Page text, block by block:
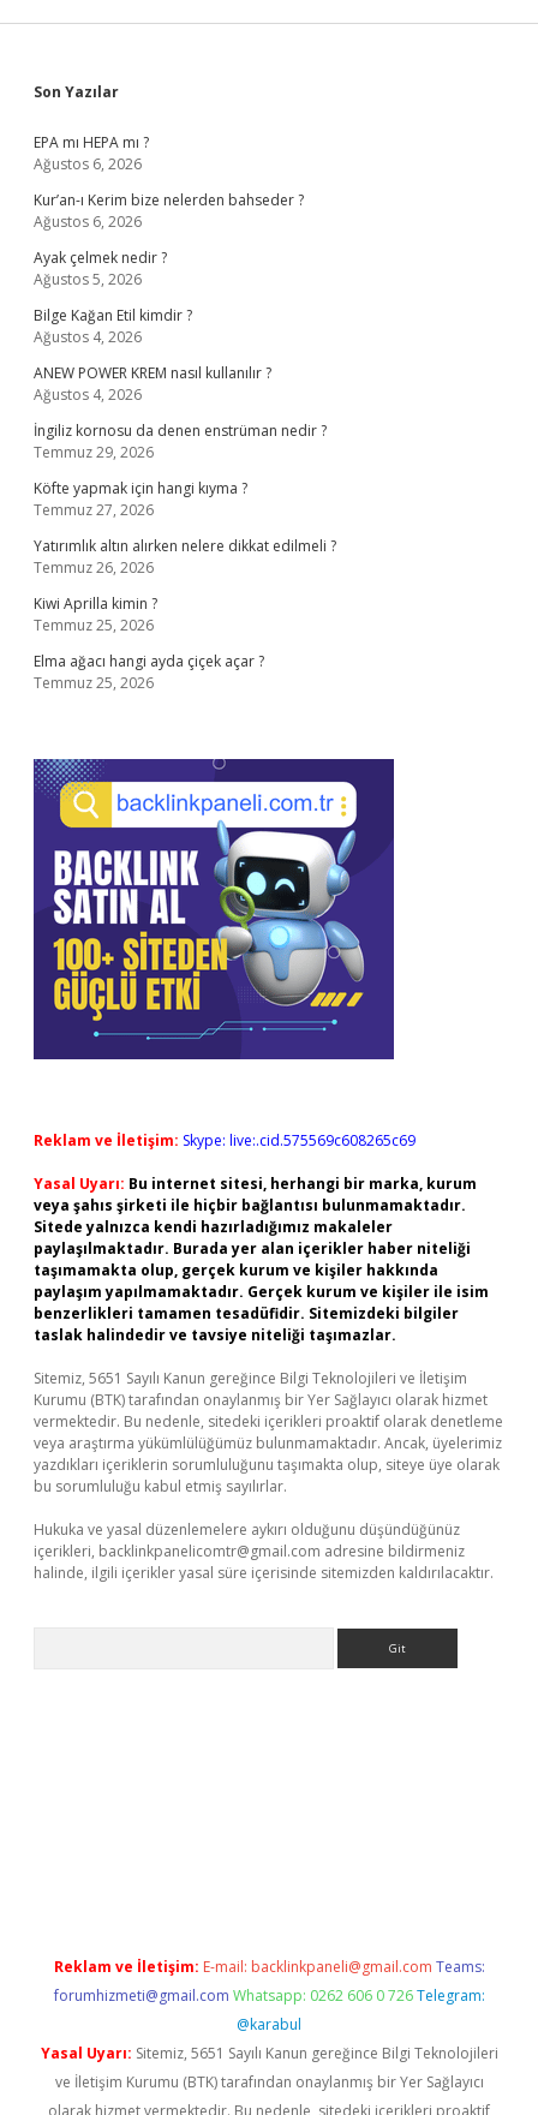
Sidebar
Son Yazılar
EPA mı HEPA mı ?
Ağustos 6, 2026
Kur’an-ı Kerim bize nelerden bahseder ?
Ağustos 6, 2026
Ayak çelmek nedir ?
Ağustos 5, 2026
Bilge Kağan Etil kimdir ?
Ağustos 4, 2026
ANEW POWER KREM nasıl kullanılır ?
Ağustos 4, 2026
İngiliz kornosu da denen enstrüman nedir ?
Temmuz 29, 2026
Köfte yapmak için hangi kıyma ?
Temmuz 27, 2026
Yatırımlık altın alırken nelere dikkat edilmeli ?
Temmuz 26, 2026
Kiwi Aprilla kimin ?
Temmuz 25, 2026
Elma ağacı hangi ayda çiçek açar ?
Temmuz 25, 2026
Reklam ve İletişim: Skype: live:.cid.575569c608265c69
Yasal Uyarı: Bu internet sitesi, herhangi bir marka, kurum
veya şahıs şirketi ile hiçbir bağlantısı bulunmamaktadır.
Sitede yalnızca kendi hazırladığımız makaleler
paylaşılmaktadır. Burada yer alan içerikler haber niteliği
taşımamakta olup, gerçek kurum ve kişiler hakkında
paylaşım yapılmamaktadır. Gerçek kurum ve kişiler ile isim
benzerlikleri tamamen tesadüfidir. Sitemizdeki bilgiler
taslak halindedir ve tavsiye niteliği taşımazlar.
Sitemiz, 5651 Sayılı Kanun gereğince Bilgi Teknolojileri ve İletişim
Kurumu (BTK) tarafından onaylanmış bir Yer Sağlayıcı olarak hizmet
vermektedir. Bu nedenle, sitedeki içerikleri proaktif olarak denetleme
veya araştırma yükümlülüğümüz bulunmamaktadır. Ancak, üyelerimiz
yazdıkları içeriklerin sorumluluğunu taşımakta olup, siteye üye olarak
bu sorumluluğu kabul etmiş sayılırlar.
Hukuka ve yasal düzenlemelere aykırı olduğunu düşündüğünüz
içerikleri, backlinkpanelicomtr@gmail.com adresine bildirmeniz
halinde, ilgili içerikler yasal süre içerisinde sitemizden kaldırılacaktır.
Reklam ve İletişim: E-mail: backlinkpaneli@gmail.com Teams:
forumhizmeti@gmail.com Whatsapp: 0262 606 0 726 Telegram:
@karabul
Yasal Uyarı: Sitemiz, 5651 Sayılı Kanun gereğince Bilgi Teknolojileri
ve İletişim Kurumu (BTK) tarafından onaylanmış bir Yer Sağlayıcı
olarak hizmet vermektedir. Bu nedenle, sitedeki içerikleri proaktif